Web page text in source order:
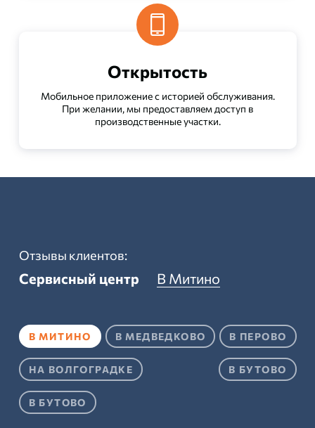
Открытость
Мобильное приложение с историей обслуживания.
При желании, мы предоставляем доступ в
производственные участки.
Отзывы клиентов:
Сервисный центр В Митино
В МИТИНО В МЕДВЕДКОВО В ПЕРОВО
НА ВОЛГОГРАДКЕ В БУТОВО
В БУТОВО